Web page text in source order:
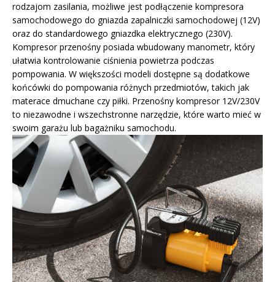
rodzajom zasilania, możliwe jest podłączenie kompresora
samochodowego do gniazda zapalniczki samochodowej (12V)
oraz do standardowego gniazdka elektrycznego (230V).
Kompresor przenośny posiada wbudowany manometr, który
ułatwia kontrolowanie ciśnienia powietrza podczas
pompowania. W większości modeli dostępne są dodatkowe
końcówki do pompowania różnych przedmiotów, takich jak
materace dmuchane czy piłki. Przenośny kompresor 12V/230V
to niezawodne i wszechstronne narzędzie, które warto mieć w
swoim garażu lub bagażniku samochodu.